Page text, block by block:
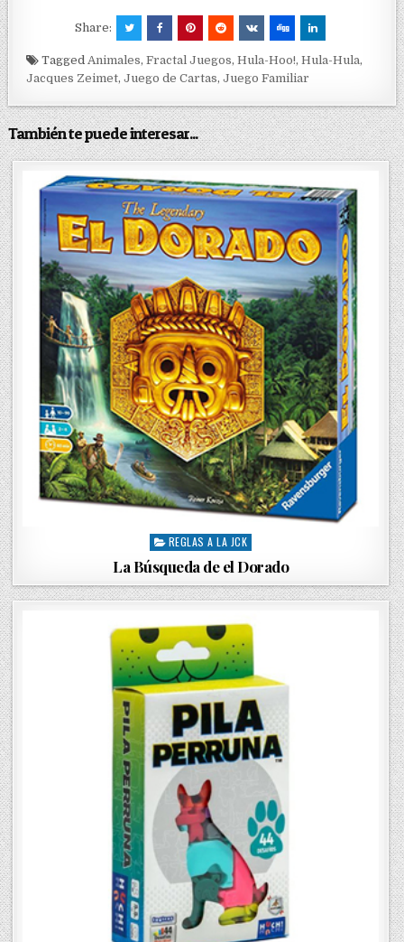
Share:
Tagged Animales,Fractal Juegos,Hula-Hoo!,Hula-Hula,
Jacques Zeimet,Juego de Cartas,Juego Familiar
También te puede interesar...
P
o
t
d
i
n
REGLAS A LA JCK
La Búsqueda de el Dorado